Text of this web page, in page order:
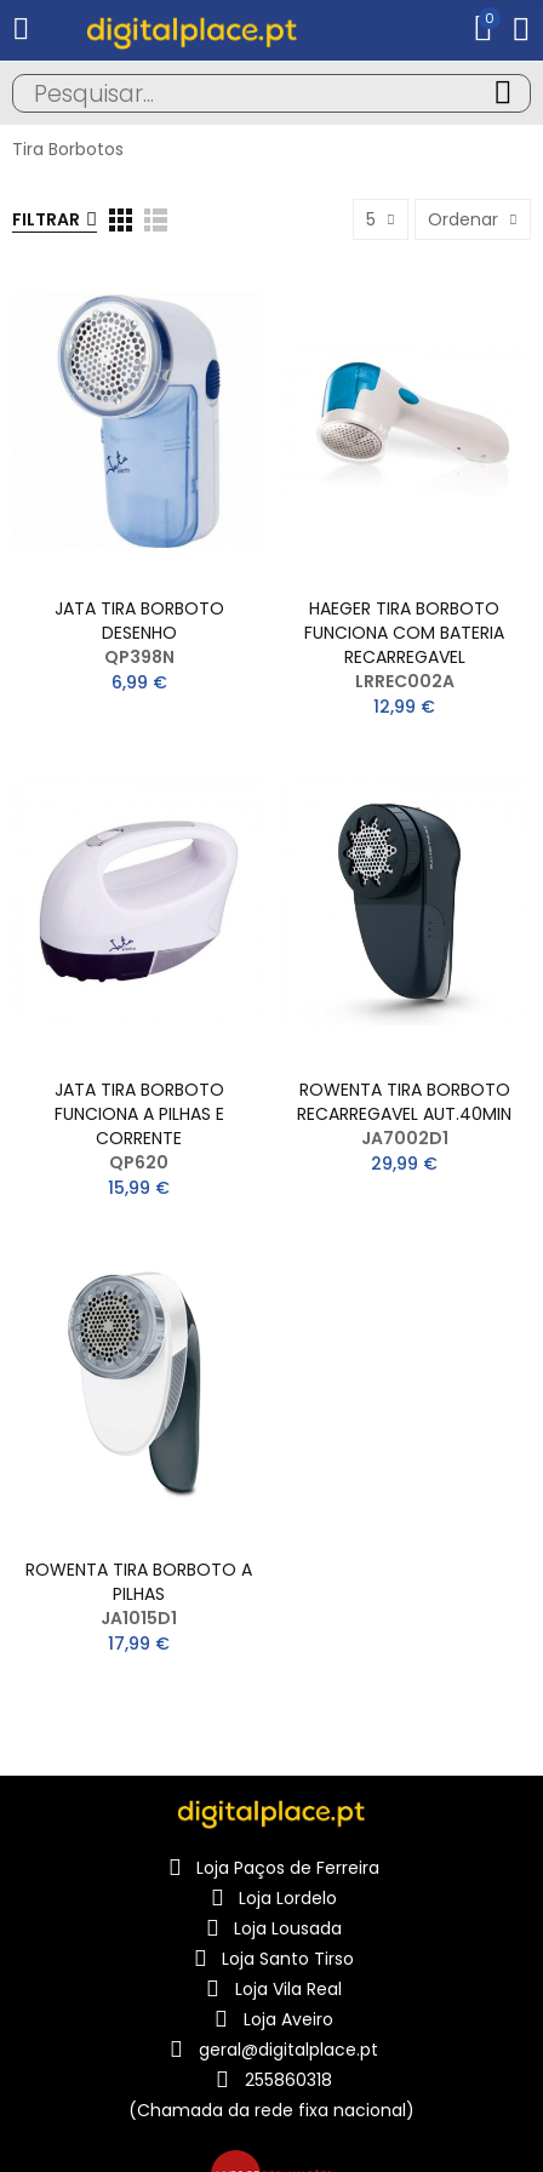
0
Tira Borbotos
FILTRAR 5 Ordenar
JATA TIRA BORBOTO
DESENHO
QP398N
6,99 €
HAEGER TIRA BORBOTO
FUNCIONA COM BATERIA
RECARREGAVEL
LRREC002A
12,99 €
JATA TIRA BORBOTO
FUNCIONA A PILHAS E
CORRENTE
QP620
15,99 €
ROWENTA TIRA BORBOTO
RECARREGAVEL AUT.40MIN
JA7002D1
29,99 €
ROWENTA TIRA BORBOTO A
PILHAS
JA1015D1
17,99 €
Loja Paços de Ferreira
Loja Lordelo
Loja Lousada
Loja Santo Tirso
Loja Vila Real
Loja Aveiro
geral@digitalplace.pt
255860318
(Chamada da rede fixa nacional)